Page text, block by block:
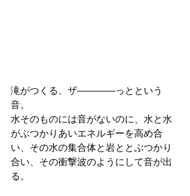
滝がつくる、ザ――――っとという
音。
水そのものには音がないのに、水と水
がぶつかりあいエネルギーを高め合
い、その水の集合体と岩ととぶつかり
合い、その衝撃波のようにして音が出
る。